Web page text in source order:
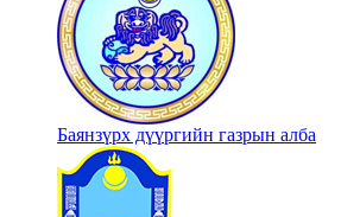
Баянзүрх дүүргийн газрын алба